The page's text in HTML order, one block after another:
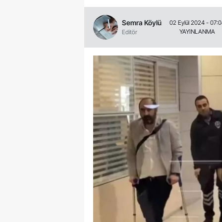
Semra Köylü
Editör
02 Eylül 2024 -
YAYINLANMA